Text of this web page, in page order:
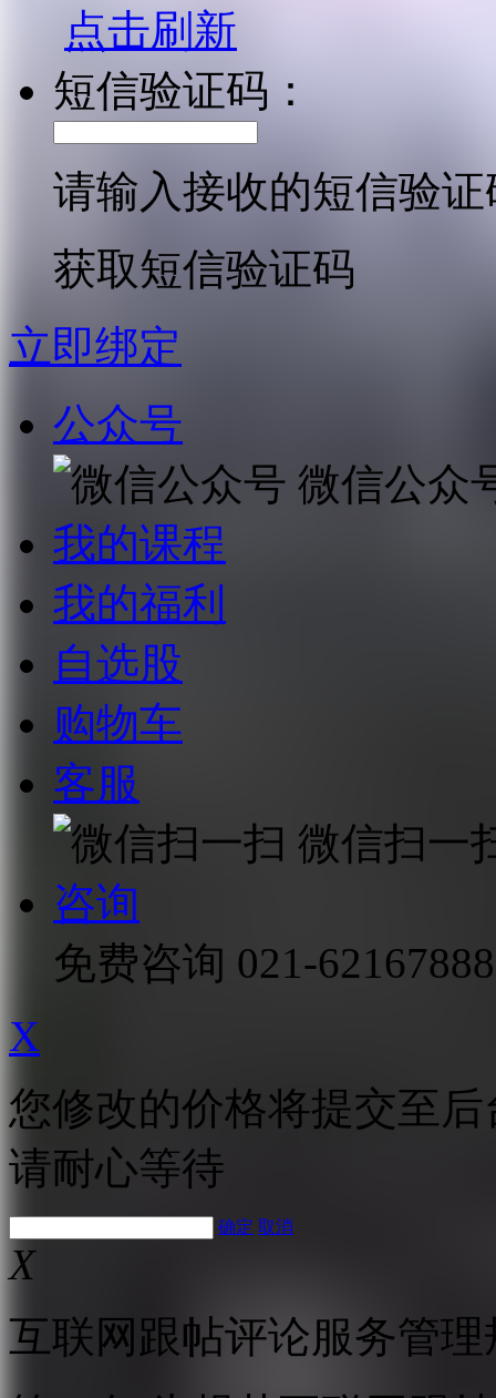
点击刷新
短信验证码：
请输入接收的短信验证
获取短信验证码
立即绑定
公众号
微信公众
我的课程
我的福利
自选股
购物车
客服
微信扫一
咨询
免费咨询 021-62167888
X
您修改的价格将提交至
请耐心等待
确定 取消
X
互联网跟帖评论服务管理